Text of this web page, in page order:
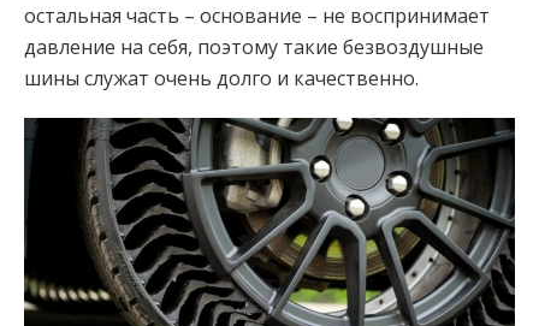
остальная часть – основание – не воспринимает
давление на себя, поэтому такие безвоздушные
шины служат очень долго и качественно.